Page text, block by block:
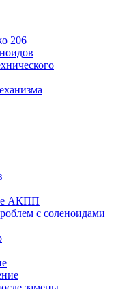
206
АКПП
с соленоидами